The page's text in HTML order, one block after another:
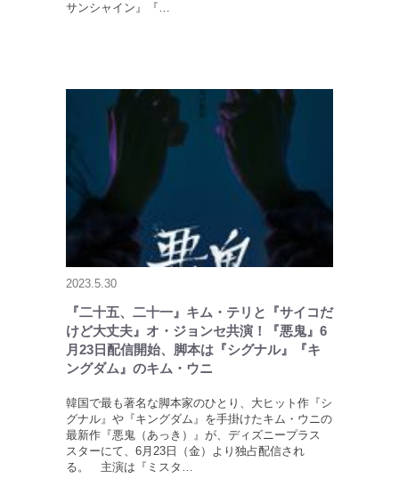
サンシャイン』『…
2023.5.30
『二十五、二十一』キム・テリと『サイコだ
けど大丈夫』オ・ジョンセ共演！『悪鬼』6
月23日配信開始、脚本は『シグナル』『キ
ングダム』のキム・ウニ
韓国で最も著名な脚本家のひとり、大ヒット作『シ
グナル』や『キングダム』を手掛けたキム・ウニの
最新作『悪鬼（あっき）』が、ディズニープラス
スターにて、6月23日（金）より独占配信され
る。 主演は『ミスタ…